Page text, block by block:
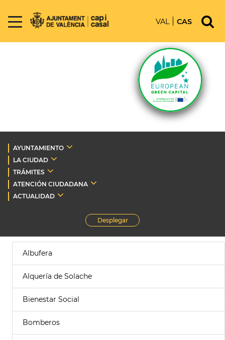
VAL CAS
AYUNTAMIENTO
LA CIUDAD
TRÁMITES
ATENCIÓN CIUDADANA
ACTUALIDAD
Desplegar
Albufera
Alquería de Solache
Bienestar Social
Bomberos